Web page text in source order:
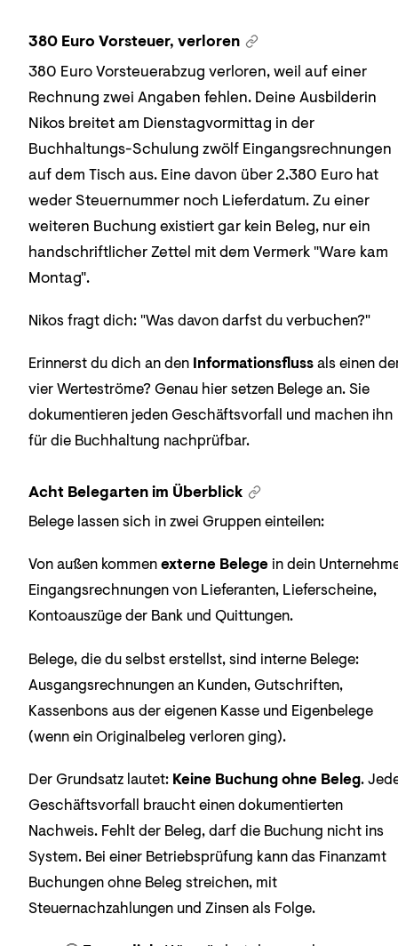
380 Euro Vorsteuer, verloren
380 Euro Vorsteuerabzug verloren, weil auf einer
Rechnung zwei Angaben fehlen. Deine Ausbilderin
Nikos breitet am Dienstagvormittag in der
Buchhaltungs-Schulung zwölf Eingangsrechnungen
auf dem Tisch aus. Eine davon über 2.380 Euro hat
weder Steuernummer noch Lieferdatum. Zu einer
weiteren Buchung existiert gar kein Beleg, nur ein
handschriftlicher Zettel mit dem Vermerk "Ware kam
Montag".
Nikos fragt dich: "Was davon darfst du verbuchen?"
Erinnerst du dich an den Informationsflussals einen
vier Werteströme? Genau hier setzen Belege an. Sie
dokumentieren jeden Geschäftsvorfall und machen ihn
für die Buchhaltung nachprüfbar.
Acht Belegarten im Überblick
Belege lassen sich in zwei Gruppen einteilen:
Von außen kommenexterne Belege in dein
Eingangsrechnungen von Lieferanten, Lieferscheine,
Kontoauszüge der Bank und Quittungen.
Belege, die du selbst erstellst, sind interne Belege:
Ausgangsrechnungen an Kunden, Gutschriften,
Kassenbons aus der eigenen Kasse und Eigenbelege
(wenn ein Originalbeleg verloren ging).
Der Grundsatz lautet: Keine Buchung ohne Beleg.
Geschäftsvorfall braucht einen dokumentierten
Nachweis. Fehlt der Beleg, darf die Buchung nicht ins
System. Bei einer Betriebsprüfung kann das Finanzamt
Buchungen ohne Beleg streichen, mit
Steuernachzahlungen und Zinsen als Folge.